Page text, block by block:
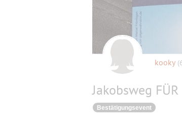
kooky
Jakobsweg
Bestätigungsevent